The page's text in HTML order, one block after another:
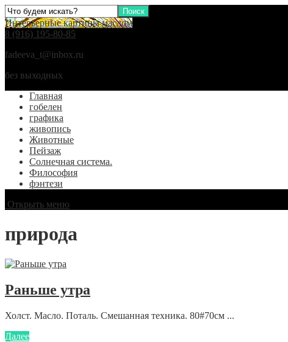
Интерьерные картины маслом
8 (916) 195-80-85
fadeeva_t@inbox.ru
без выходных
Главная
гобелен
графика
живопись
Животные
Пейзаж
Солнечная система.
Философия
фэнтези
Открыть меню
природа
Раньше утра
Холст. Масло. Поталь. Смешанная техника. 80#70см ...
Далее